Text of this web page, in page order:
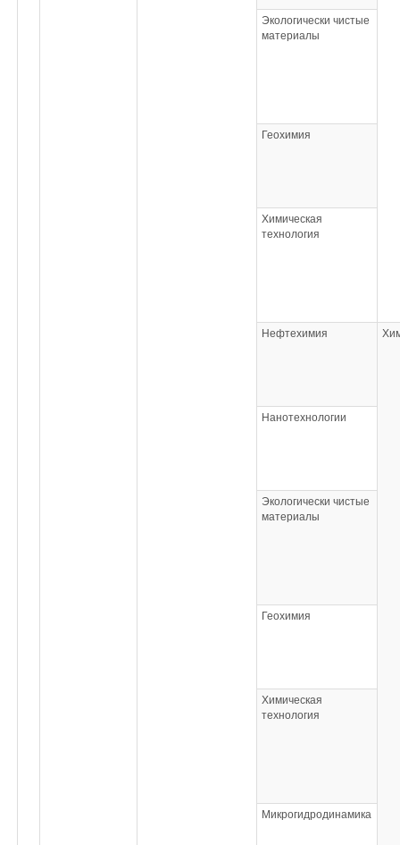
Экологически чистые
материалы
Геохимия
Химическая
технология
Нефтехимия
Нанотехнологии
Экологически чистые
материалы
Геохимия
Химическая
технология
Микрогидродинамика